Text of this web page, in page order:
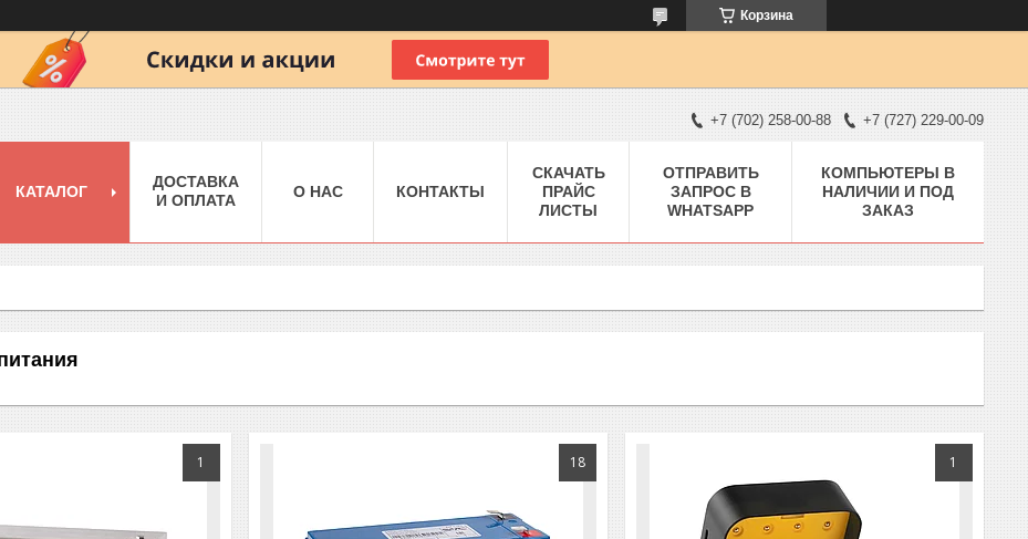
Корзина
+7 (702) 258-00-88 +7 (727) 229-00-09
КАТАЛОГ
ДОСТАВКА
И ОПЛАТА
О НАС КОНТАКТЫ
СКАЧАТЬ
ПРАЙС
ЛИСТЫ
ОТПРАВИТЬ
ЗАПРОС В
WHATSAPP
КОМПЬЮТЕРЫ В
НАЛИЧИИ И ПОД
ЗАКАЗ
1 18 1